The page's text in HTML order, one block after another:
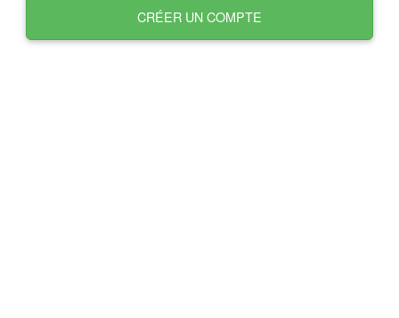
CRÉER UN COMPTE